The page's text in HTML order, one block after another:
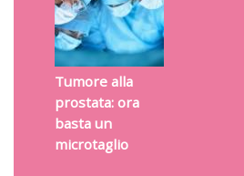
Tumore alla
prostata: ora
basta un
microtaglio